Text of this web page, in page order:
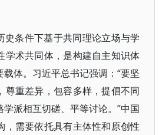
史条件下基于共同理论立场与学
学术共同体，是构建自主知识体
体。习近平总书记强调：“要坚
尊重差异，包容多样，提倡不同
派相互切磋、平等讨论。”中国
，需要依托具有主体性和原创性